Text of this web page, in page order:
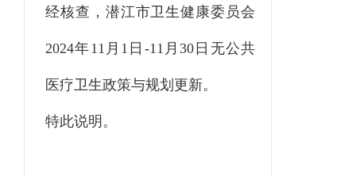
经核查，潜江市卫生健康委员会
2024年11月1日-11月30日无公共
医疗卫生政策与规划更新。
特此说明。